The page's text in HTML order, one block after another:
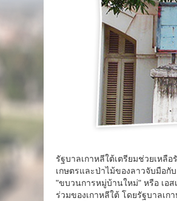
รัฐบาลเกาหลีใต้เตรียมช่วยเห
เกษตรและป่าไม้ของลาวจับมือกั
"ขบวนการหมู่บ้านใหม่" หรือ เอ
ร่วมของเกาหลีใต้ โดยรัฐบาลเ